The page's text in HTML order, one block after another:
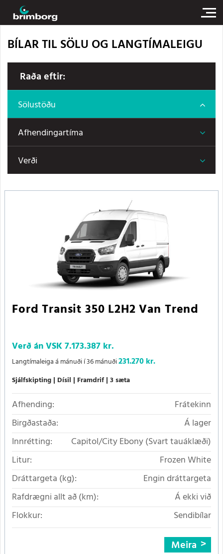
BÍLAR TIL SÖLU OG LANGTÍMALEIGU
Raða eftir:
Sölustöðu
Afhendingartíma
Verði
Ford Transit 350 L2H2 Van Trend
Verð án VSK7.173.387 kr.
Langtímaleiga á mánuði í 36 mánuði231.270 kr.
Sjálfskipting Dísil Framdrif 3 sæta
Afhending:
Frátekinn
Birgðastaða:
Á lager
Innrétting:
Capitol/City Ebony (Svart tauáklæði)
Litur:
Frozen White
Dráttargeta (kg):
Engin dráttargeta
Rafdrægni allt að (km):
Á ekki við
Flokkur:
Sendibílar
Meira